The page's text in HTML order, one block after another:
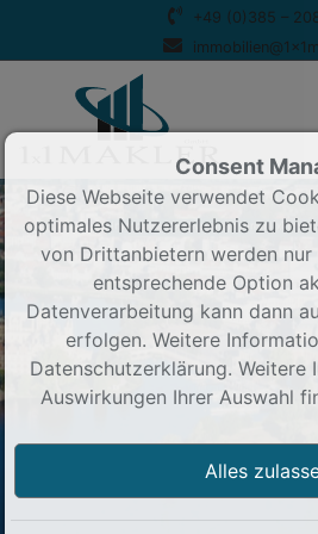
Immobilien Schwerin mit Ihrem 1x1
+49 (0)385 –
Consent
Diese Webseite verwendet
optimales Nutzererlebnis zu
von Drittanbietern werden
entsprechende Option
Datenverarbeitung kann dann
erfolgen. Weitere
Datenschutzerklärung. Weitere
Auswirkungen Ihrer Auswahl